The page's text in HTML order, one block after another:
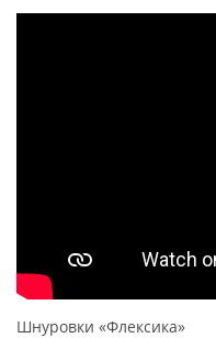
Шнуровки «Флексика»